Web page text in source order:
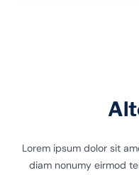
Lorem ipsum dolor sit
diam nonumy eirmod